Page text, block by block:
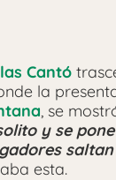
Cantó
la
, se
y se
esta.